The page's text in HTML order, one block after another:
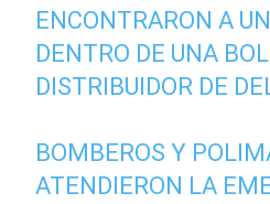
ENCONTRARON A
DENTRO DE UNA
DISTRIBUIDOR DE
BOMBEROS Y
ATENDIERON LA